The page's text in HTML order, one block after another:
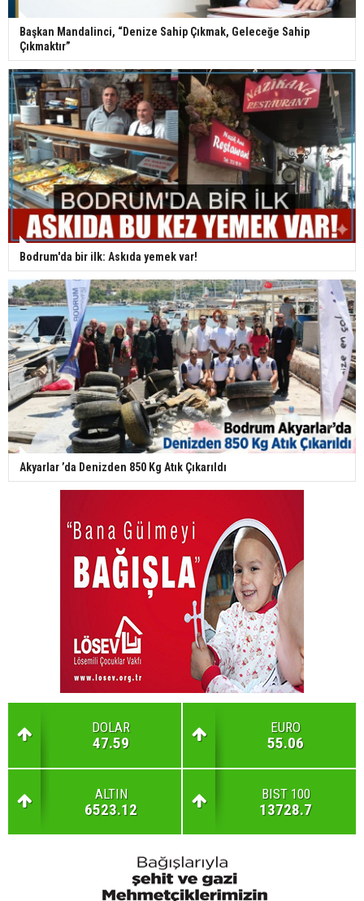
Başkan Mandalinci, “Denize Sahip Çıkmak, Geleceğe Sahip
Çıkmaktır”
Bodrum'da bir ilk: Askıda yemek var!
Akyarlar ’da Denizden 850 Kg Atık Çıkarıldı
DOLAR
47.59
EURO
55.06
ALTIN
6523.12
BIST 100
13728.7